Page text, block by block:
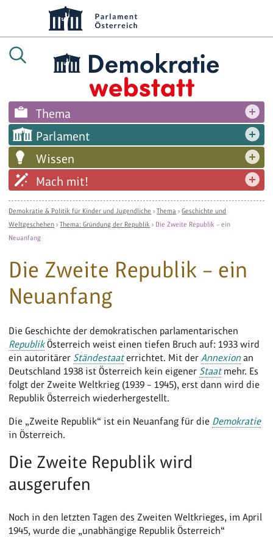
Thema
Parlament
Wissen
Mach mit!
Demokratie & Politik für Kinder und Jugendliche ›Thema ›Geschichte und
Weltgeschehen ›Thema: Gründung der Republik › Die Zweite Republik – ein
Neuanfang
Die Zweite Republik – ein
Neuanfang
Die Geschichte der demokratischen parlamentarischen
RepublikÖsterreich weist einen tiefen Bruch auf: 1933 wird
ein autoritärer Ständestaaterrichtet. Mit der Annexion an
Deutschland 1938 ist Österreich kein eigener Staatmehr. Es
folgt der Zweite Weltkrieg (1939 – 1945), erst dann wird die
Republik Österreich wiederhergestellt.
Die „Zweite Republik“ ist ein Neuanfang für die Demokratie
in Österreich.
Die Zweite Republik wird
ausgerufen
Noch in den letzten Tagen des Zweiten Weltkrieges, im April
1945, wurde die „unabhängige Republik Österreich“